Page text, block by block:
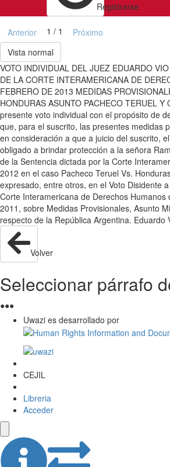
Registrarse
Anterior 1 / 1
Próximo
Vista normal
VOTO INDIVIDUAL DEL JUEZ EDUARDO
DE LA CORTE INTERAMERICANA DE
FEBRERO DE 2013 MEDIDAS
HONDURAS ASUNTO PACHECO TERUEL Y
presente voto individual con el propósito de
que, para el suscrito, las presentes medidas
en consideración a que a juicio del suscrito,
obligado a brindar protección a la señora
de la Sentencia dictada por la Corte
2012 en el caso Pacheco Teruel Vs.
expresado, entre otros, en el Voto Disidente
Corte Interamericana de Derechos
2011, sobre Medidas Provisionales, Asunto
respecto de la República Argentina. Eduardo
Volver
Seleccionar párrafo
●●●
Uwazi es desarrollado por
CEJIL
Libreria
Acceder